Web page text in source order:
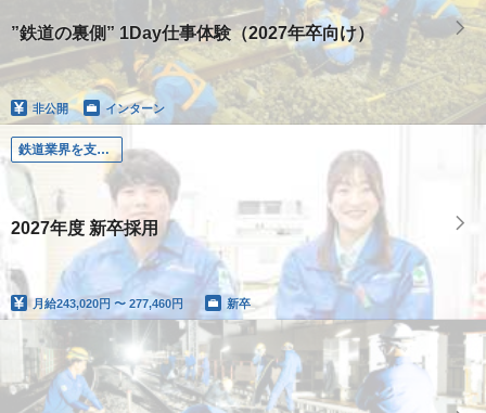
”鉄道の裏側” 1Day仕事体験（2027年卒向け）
非公開 インターン
鉄道業界を支える建設プロフェッショナル
2027年度 新卒採用
月給243,020円 〜 277,460円 新卒